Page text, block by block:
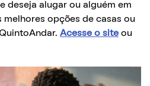
deseja alugar ou alguém em
melhores opções de casas ou
Acesse o site ou